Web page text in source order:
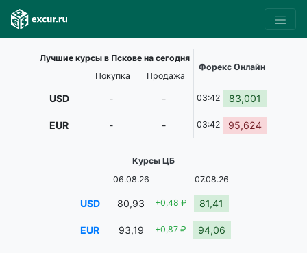
Лучшие курсы в Пскове на сегодня
Форекс Онлайн
Покупка
Продажа
USD - - 03:42 83,001
EUR - - 03:42 95,624
Курсы ЦБ
06.08.26
07.08.26
USD 80,93 +0,48 ₽ 81,41
EUR 93,19 +0,87 ₽ 94,06